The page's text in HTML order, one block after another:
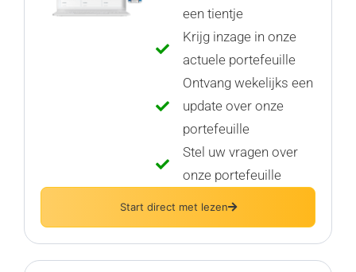
een tientje
Krijg inzage in onze
actuele portefeuille
Ontvang wekelijks een
update over onze
portefeuille
Stel uw vragen over
onze portefeuille
Start direct met lezen